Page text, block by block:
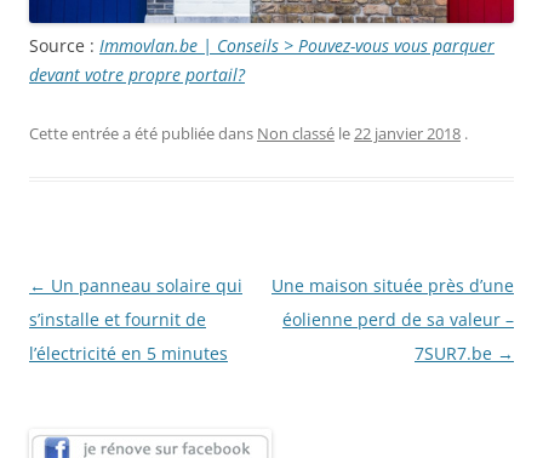
Source : Immovlan.be | Conseils > Pouvez-vous vous parquer
devant votre propre portail?
Cette entrée a été publiée dans Non classé le22 janvier 2018 .
Navigation
des
articles
← Un panneau solaire qui
s’installe et fournit de
l’électricité en 5 minutes
Une maison située près d’une
éolienne perd de sa valeur –
7SUR7.be →